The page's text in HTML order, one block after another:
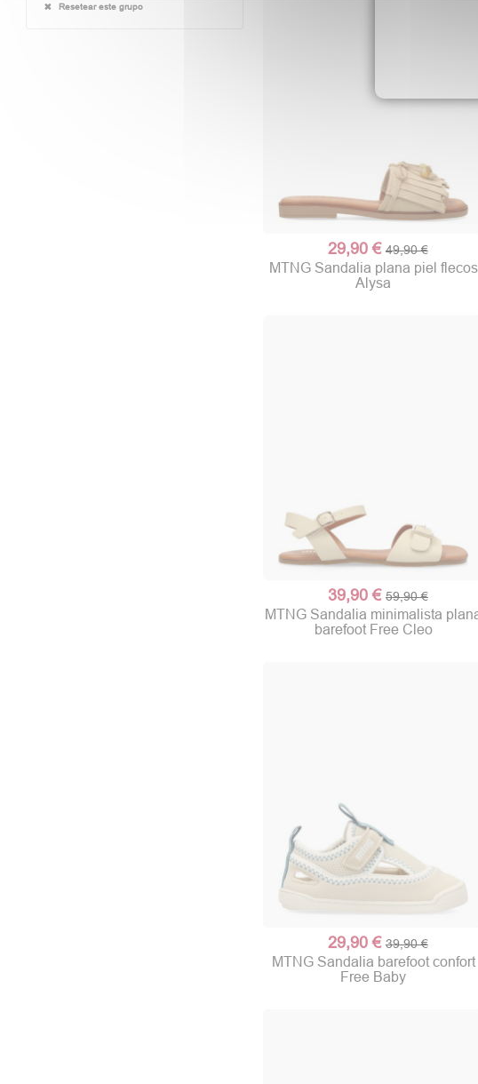
Resetear este grupo
29,90 € 49,90 €
MTNG Sandalia plana piel flecos
Alysa
39,90 € 59,90 €
MTNG Sandalia minimalista
barefoot Free Cleo
29,90 € 39,90 €
MTNG Sandalia barefoot confort
Free Baby